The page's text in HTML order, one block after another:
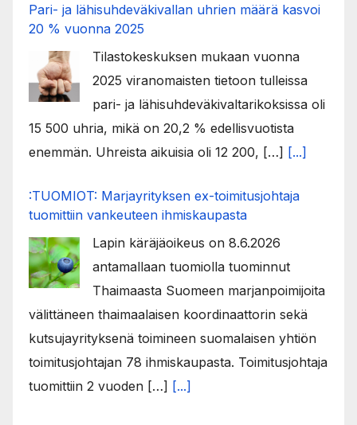
Pari- ja lähisuhdeväkivallan uhrien määrä kasvoi
20 % vuonna 2025
Tilastokeskuksen mukaan vuonna
2025 viranomaisten tietoon tulleissa
pari- ja lähisuhdeväkivaltarikoksissa oli
15 500 uhria, mikä on 20,2 % edellisvuotista
enemmän. Uhreista aikuisia oli 12 200, […] [...]
:TUOMIOT: Marjayrityksen ex-toimitusjohtaja
tuomittiin vankeuteen ihmiskaupasta
Lapin käräjäoikeus on 8.6.2026
antamallaan tuomiolla tuominnut
Thaimaasta Suomeen marjanpoimijoita
välittäneen thaimaalaisen koordinaattorin sekä
kutsujayrityksenä toimineen suomalaisen yhtiön
toimitusjohtajan 78 ihmiskaupasta. Toimitusjohtaja
tuomittiin 2 vuoden […] [...]